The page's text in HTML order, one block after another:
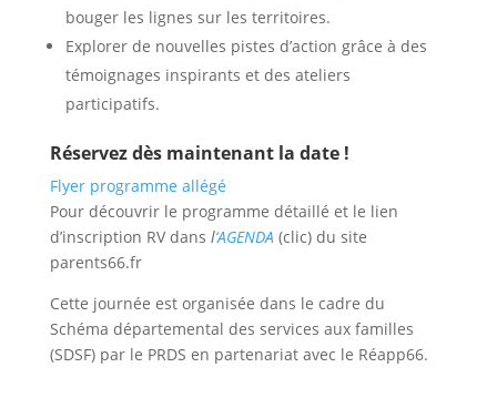
bouger les lignes sur les territoires.
Explorer de nouvelles pistes d’action grâce à des
témoignages inspirants et des ateliers
participatifs.
Réservez dès maintenant la date !
Flyer programme allégé
Pour découvrir le programme détaillé et le lien
d’inscription RV dans l‘AGENDA (clic) du site
parents66.fr
Cette journée est organisée dans le cadre du
Schéma départemental des services aux familles
(SDSF) par le PRDS en partenariat avec le Réapp66.